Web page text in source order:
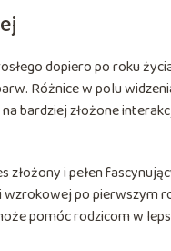
dopiero po roku
Różnice w polu
bardziej złożone
i pełen
po pierwszym
pomóc rodzicom w